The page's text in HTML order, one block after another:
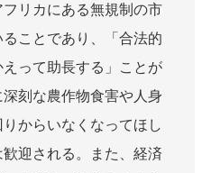
リカにある無規制の市
ことであり、「合法的
って助長する」ことが
刻な農作物食害や人身
からいなくなってほし
迎される。また、経済